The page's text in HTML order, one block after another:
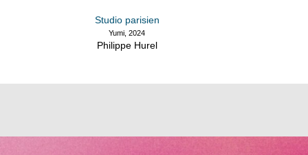
Studio parisien
Yumi, 2024
Philippe Hurel